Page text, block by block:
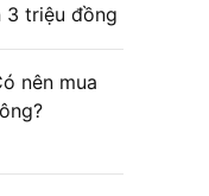
3 triệu đồng
nên mua